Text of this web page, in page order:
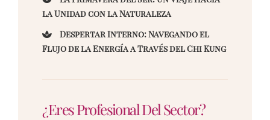
la Unidad con la Naturaleza
Despertar Interno: Navegando el
Flujo de la Energía a Través del Chi Kung
¿Eres Profesional Del Sector?